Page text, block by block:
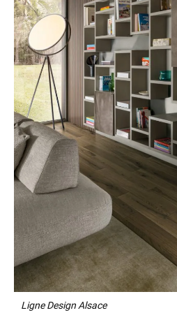
Ligne Design Alsace